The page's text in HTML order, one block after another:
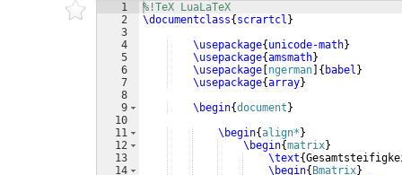
1
2
3
4
5
6
7
8
9
10
11
12
13
14
%!TeX LuaLaTeX
\documentclass{ scrartcl }
\usepackage{ unicode-math}
\usepackage{amsmath}
\usepackage ngerman { babel }
\usepackage{array}
\begin{document }
\begin{align* }
\begin{matrix}
\text{
\begin{ Bmatrix}